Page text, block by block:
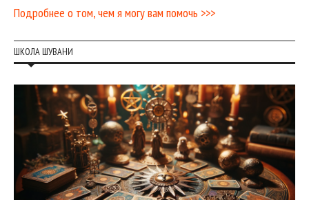
Подробнее о том, чем я могу вам помочь >>>
ШКОЛА ШУВАНИ